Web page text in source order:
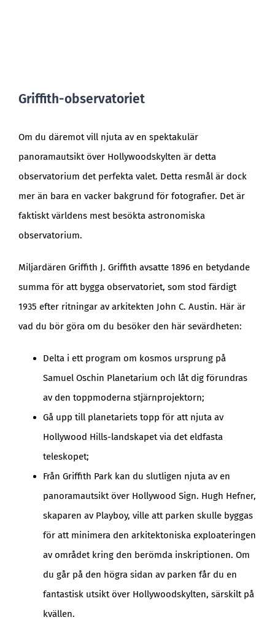
Griffith-observatoriet
Om du däremot vill njuta av en spektakulär
panoramautsikt över Hollywoodskylten är detta
observatorium det perfekta valet. Detta resmål är dock
mer än bara en vacker bakgrund för fotografier. Det är
faktiskt världens mest besökta astronomiska
observatorium.
Miljardären Griffith J. Griffith avsatte 1896 en betydande
summa för att bygga observatoriet, som stod färdigt
1935 efter ritningar av arkitekten John C. Austin. Här är
vad du bör göra om du besöker den här sevärdheten:
Delta i ett program om kosmos ursprung på
Samuel Oschin Planetarium och låt dig förundras
av den toppmoderna stjärnprojektorn;
Gå upp till planetariets topp för att njuta av
Hollywood Hills-landskapet via det eldfasta
teleskopet;
Från Griffith Park kan du slutligen njuta av en
panoramautsikt över Hollywood Sign. Hugh Hefner,
skaparen av Playboy, ville att parken skulle byggas
för att minimera den arkitektoniska exploateringen
av området kring den berömda inskriptionen. Om
du går på den högra sidan av parken får du en
fantastisk utsikt över Hollywoodskylten, särskilt på
kvällen.